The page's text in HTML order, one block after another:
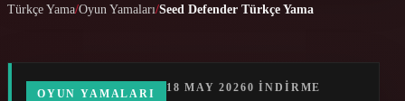
Türkçe Yama Oyun Yamaları Seed Defender Türkçe Yama
OYUN YAMALARI 18 MAY 20260 INDIRME